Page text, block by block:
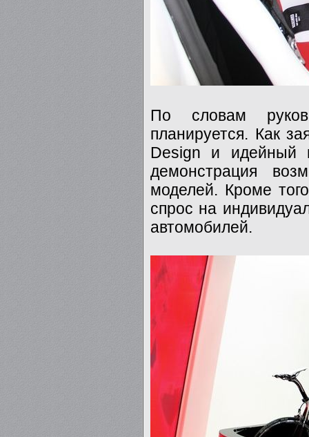
По словам
планируется. Как
Design и идейный
демонстрация
моделей. Кроме
спрос на
автомобилей.